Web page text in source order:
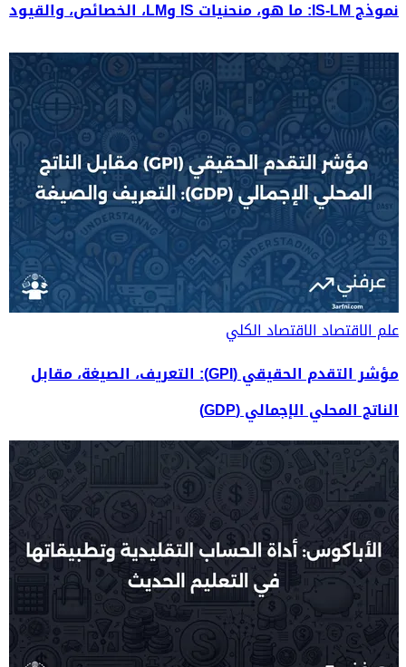
نموذج IS-LM: ما هو، منحنيات IS وLM، الخصائص، والقيود
علم الاقتصادالاقتصاد الكلي
مؤشر التقدم الحقيقي (GPI): التعريف، الصيغة، مقابل
الناتج المحلي الإجمالي (GDP)